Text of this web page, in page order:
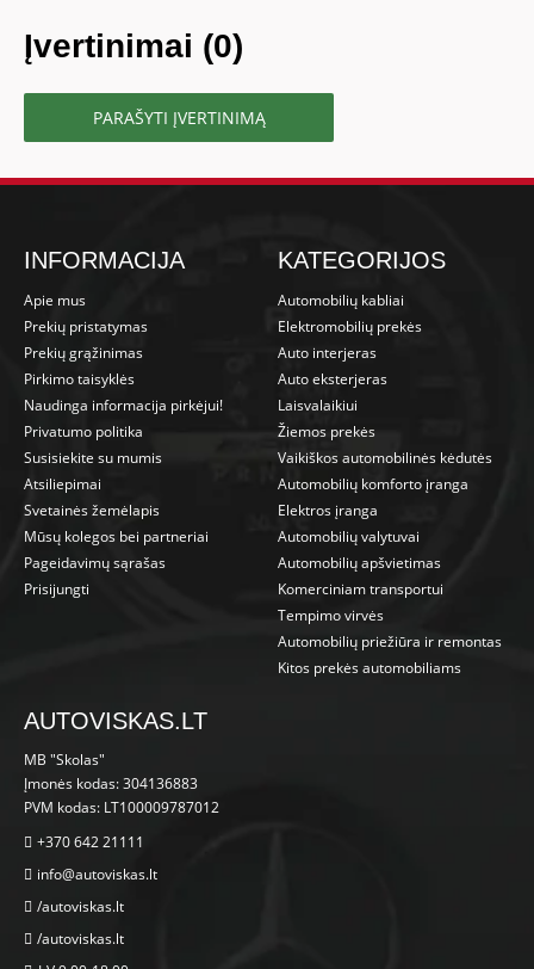
Įvertinimai (0)
PARAŠYTI ĮVERTINIMĄ
INFORMACIJA
Apie mus
Prekių pristatymas
Prekių grąžinimas
Pirkimo taisyklės
Naudinga informacija pirkėjui!
Privatumo politika
Susisiekite su mumis
Atsiliepimai
Svetainės žemėlapis
Mūsų kolegos bei partneriai
Pageidavimų sąrašas
Prisijungti
KATEGORIJOS
Automobilių kabliai
Elektromobilių prekės
Auto interjeras
Auto eksterjeras
Laisvalaikiui
Žiemos prekės
Vaikiškos automobilinės kėdutės
Automobilių komforto įranga
Elektros įranga
Automobilių valytuvai
Automobilių apšvietimas
Komerciniam transportui
Tempimo virvės
Automobilių priežiūra ir remontas
Kitos prekės automobiliams
AUTOVISKAS.LT
MB "Skolas"
Įmonės kodas: 304136883
PVM kodas: LT100009787012
+370 642 21111
info@autoviskas.lt
/autoviskas.lt
/autoviskas.lt